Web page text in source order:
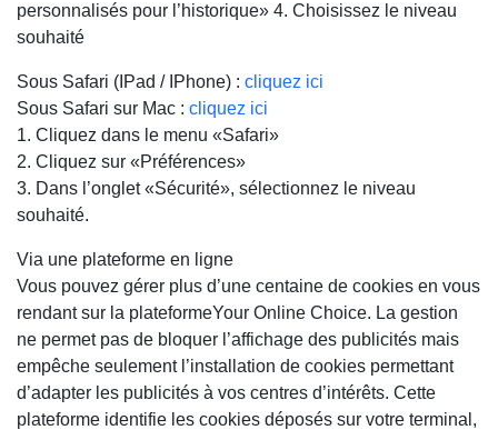
personnalisés pour l’historique» 4. Choisissez le niveau
souhaité
Sous Safari (IPad / IPhone) : cliquez ici
Sous Safari sur Mac : cliquez ici
1. Cliquez dans le menu «Safari»
2. Cliquez sur «Préférences»
3. Dans l’onglet «Sécurité», sélectionnez le niveau
souhaité.
Via une plateforme en ligne
Vous pouvez gérer plus d’une centaine de cookies en vous
rendant sur la plateformeYour Online Choice. La gestion
ne permet pas de bloquer l’affichage des publicités mais
empêche seulement l’installation de cookies permettant
d’adapter les publicités à vos centres d’intérêts. Cette
plateforme identifie les cookies déposés sur votre terminal,